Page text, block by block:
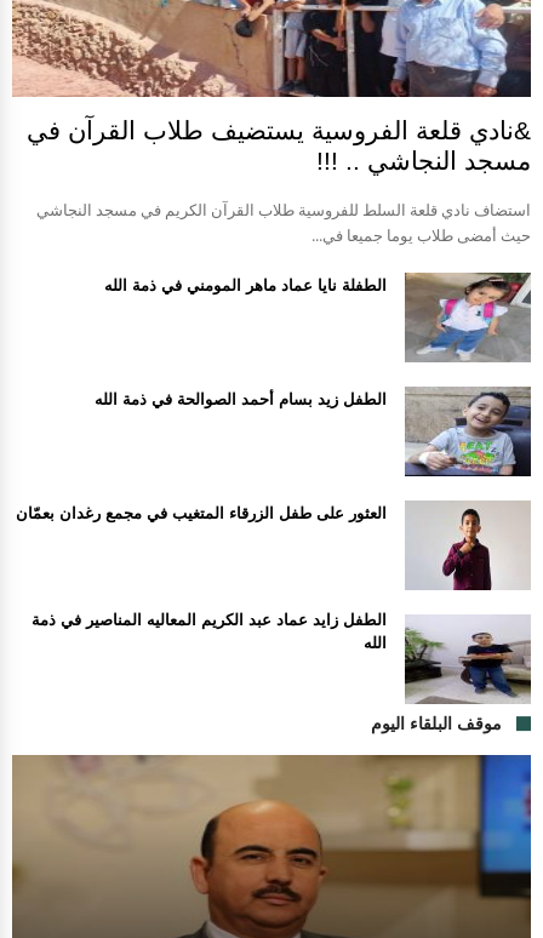
&نادي قلعة الفروسية يستضيف طلاب القرآن في
مسجد النجاشي .. !!!
استضاف نادي قلعة السلط للفروسية طلاب القرآن الكريم في مسجد النجاشي
حيث أمضى طلاب يوما جميعا في...
الطفلة نايا عماد ماهر المومني في ذمة الله
الطفل زيد بسام أحمد الصوالحة في ذمة الله
العثور على طفل الزرقاء المتغيب في مجمع رغدان بعمّان
الطفل زايد عماد عبد الكريم المعاليه المناصير في ذمة
الله
موقف البلقاء اليوم